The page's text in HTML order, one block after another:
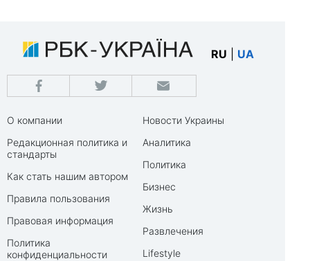
RU UA
О компании
Редакционная политика и
стандарты
Как стать нашим автором
Правила пользования
Правовая информация
Политика
конфиденциальности
Новости Украины
Аналитика
Политика
Бизнес
Жизнь
Развлечения
Lifestyle